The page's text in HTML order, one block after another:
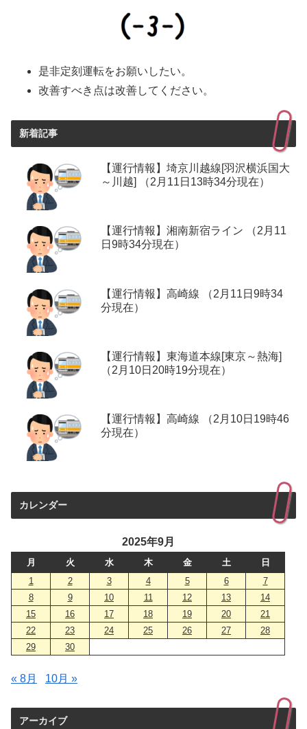
是非定刻運転をお願いしたい。
改善すべき点は改善してください。
新着記事
【運行情報】埼京川越線[羽沢横浜国大
～川越] （2月11日13時34分現在）
【運行情報】湘南新宿ライン （2月11
日9時34分現在）
【運行情報】高崎線 （2月11日9時34
分現在）
【運行情報】東海道本線[東京～熱海]
（2月10日20時19分現在）
【運行情報】高崎線 （2月10日19時46
分現在）
カレンダー
2025年9月
月 火 水 木 金 土
日
1
2 3 4 5 6
7
8
9 10 11 12 13
14
15
16 17 18 19 20
21
22
23 24 25 26 27
28
29
30
« 8月 10月 »
アーカイブ